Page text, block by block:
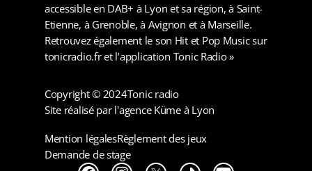
accessible en DAB+ à Lyon et sa région, à Saint-
Etienne, à Grenoble, à Avignon et à Marseille.
Retrouvez également le son Hit et Pop Music sur
tonicradio.fr et l’application Tonic Radio »
Copyright © 2024Tonic radio
Site réalisé par l'agence Küme à Lyon
Mention légalesRèglement des jeux
Demande de stage